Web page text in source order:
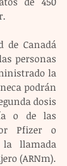
de Canadá
personas
la
podrán
dosis
o de las
Pfizer o
llamada
(ARNm).